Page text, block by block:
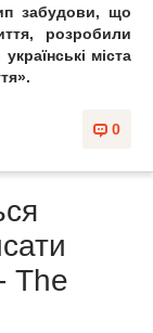
забудови, що
розробили
міста
0
The